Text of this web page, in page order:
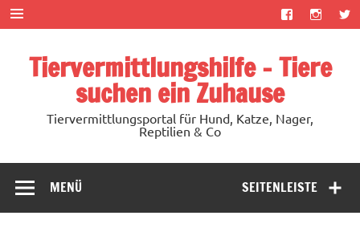
Zum
Inhalt
springen
Tiervermittlungshilfe – Tiere
suchen ein Zuhause
Tiervermittlungsportal für Hund, Katze, Nager,
Reptilien & Co
SEITENLEISTE
MENÜ